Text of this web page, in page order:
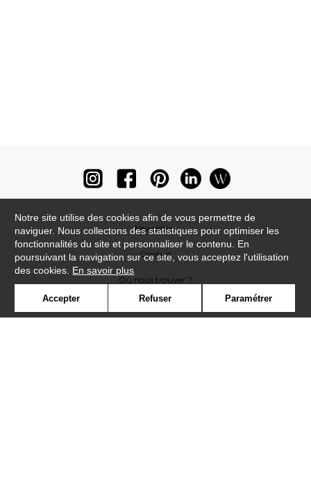
Newsletter
Contact
Où nous trouver ?
Notre site utilise des cookies afin de vous permettre de
naviguer. Nous collectons des statistiques pour optimiser les
fonctionnalités du site et personnaliser le contenu. En
poursuivant la navigation sur ce site, vous acceptez l'utilisation
des cookies. En savoir plus
Accepter Refuser Paramétrer